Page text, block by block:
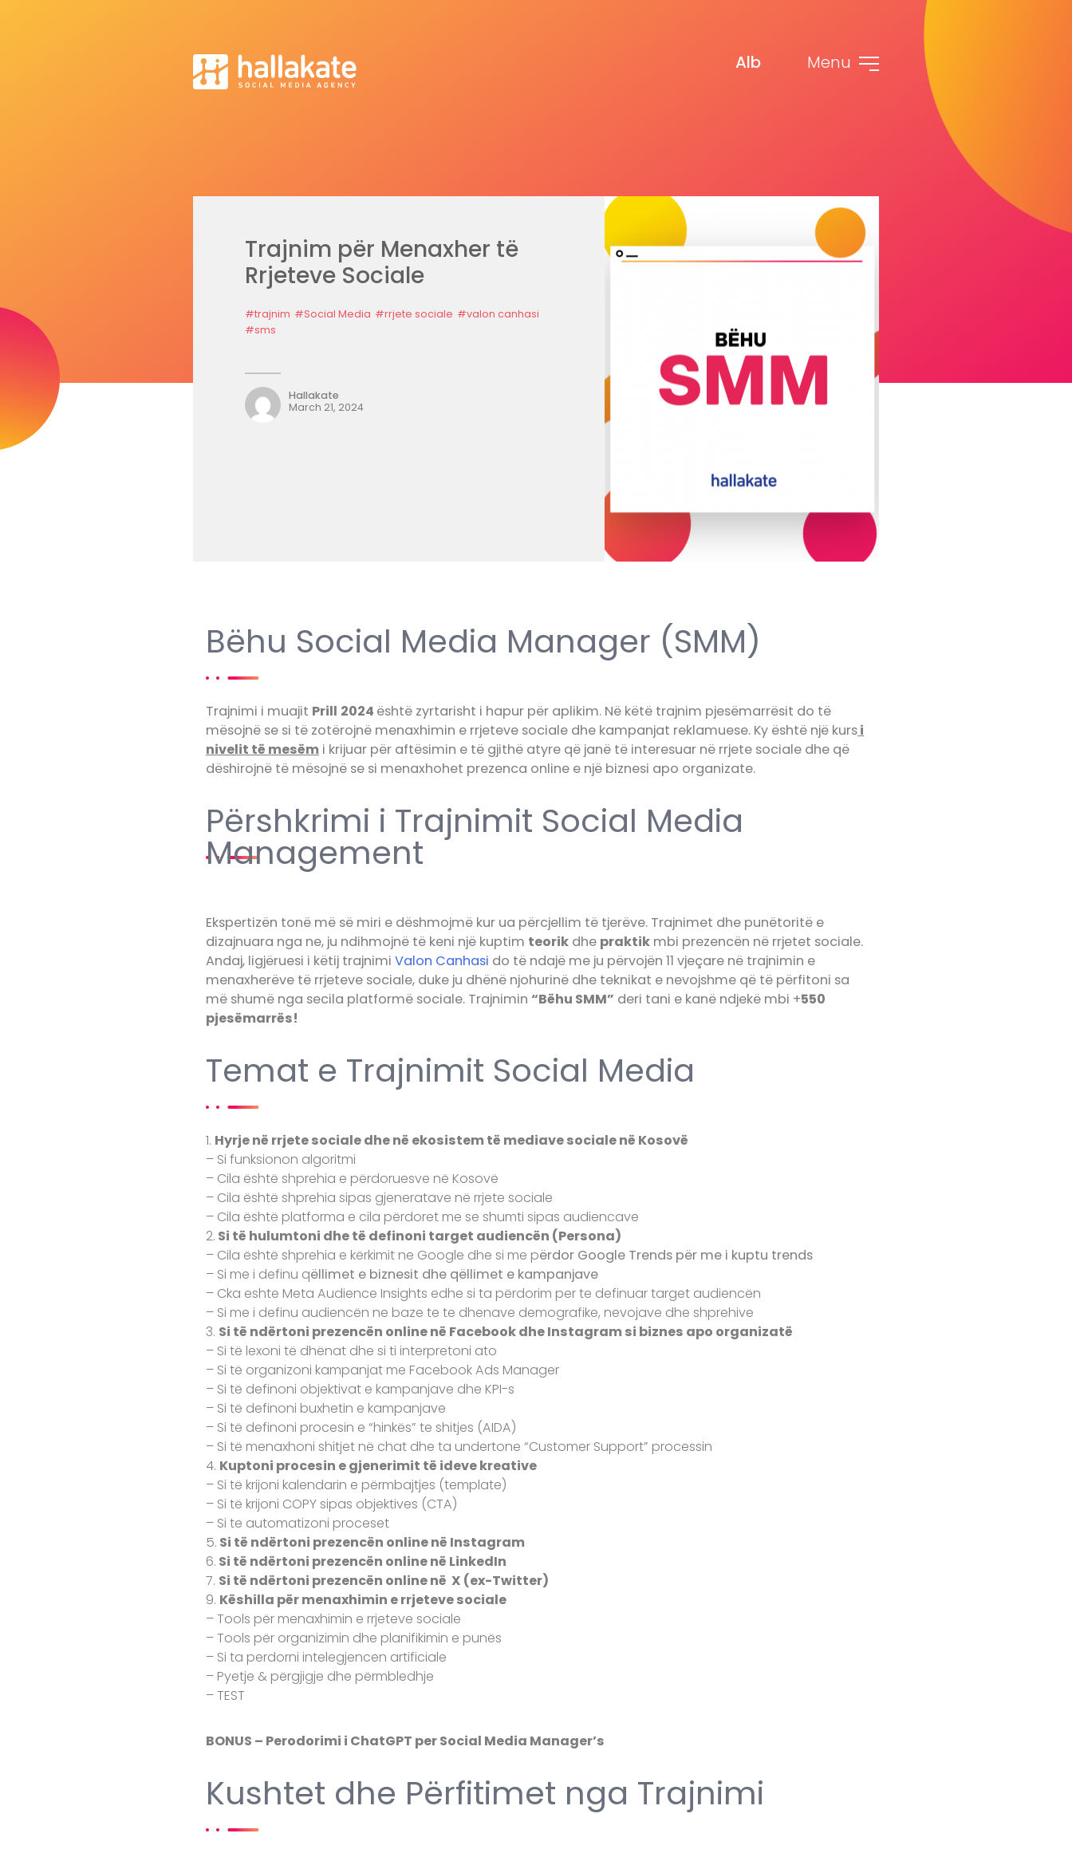
Alb Menu
Trajnim për Menaxher të
Rrjeteve Sociale
#trajnim #Social Media #rrjete sociale #valon canhasi
#sms
Hallakate
March 21, 2024
Bëhu Social Media Manager (SMM)
Trajnimi i muajit Prill 2024 është zyrtarisht i hapur për aplikim. Në këtë trajnim pjesëmarrësit do të
mësojnë se si të zotërojnë menaxhimin e rrjeteve sociale dhe kampanjat reklamuese. Ky është një kursi
nivelit të mesëm i krijuar për aftësimin e të gjithë atyre që janë të interesuar në rrjete sociale dhe që
dëshirojnë të mësojnë se si menaxhohet prezenca online e një biznesi apo organizate.
Përshkrimi i Trajnimit Social Media
Management
Ekspertizën tonë më së miri e dëshmojmë kur ua përcjellim të tjerëve. Trajnimet dhe punëtoritë e
dizajnuara nga ne, ju ndihmojnë të keni një kuptim teorik dhe praktik mbi prezencën në rrjetet sociale.
Andaj, ligjëruesi i këtij trajnimi Valon Canhasi do të ndajë me ju përvojën 11 vjeçare në trajnimin e
menaxherëve të rrjeteve sociale, duke ju dhënë njohurinë dhe teknikat e nevojshme që të përfitoni sa
më shumë nga secila platformë sociale. Trajnimin “Bëhu SMM” deri tani e kanë ndjekë mbi +550
pjesëmarrës!
Temat e Trajnimit Social Media
1. Hyrje në rrjete sociale dhe në ekosistem të mediave sociale në Kosovë
– Si funksionon algoritmi
– Cila është shprehia e përdoruesve në Kosovë
– Cila është shprehia sipas gjeneratave në rrjete sociale
– Cila është platforma e cila përdoret me se shumti sipas audiencave
2. Si të hulumtoni dhe të definoni target audiencën (Persona)
– Cila është shprehia e kërkimit ne Google dhe si me përdor Google Trends për me i kuptu trends
– Si me i definu qëllimet e biznesit dhe qëllimet e kampanjave
– Cka eshte Meta Audience Insights edhe si ta përdorim per te definuar target audiencën
– Si me i definu audiencën ne baze te te dhenave demografike, nevojave dhe shprehive
3. Si të ndërtoni prezencën online në Facebook dhe Instagram si biznes apo organizatë
– Si të lexoni të dhënat dhe si ti interpretoni ato
– Si të organizoni kampanjat me Facebook Ads Manager
– Si të definoni objektivat e kampanjave dhe KPI-s
– Si të definoni buxhetin e kampanjave
– Si të definoni procesin e “hinkës” te shitjes (AIDA)
– Si të menaxhoni shitjet në chat dhe ta undertone “Customer Support” processin
4. Kuptoni procesin e gjenerimit të ideve kreative
– Si të krijoni kalendarin e përmbajtjes (template)
– Si të krijoni COPY sipas objektives (CTA)
– Si te automatizoni proceset
5. Si të ndërtoni prezencën online në Instagram
6. Si të ndërtoni prezencën online në LinkedIn
7. Si të ndërtoni prezencën online në X (ex-Twitter)
9. Këshilla për menaxhimin e rrjeteve sociale
– Tools për menaxhimin e rrjeteve sociale
– Tools për organizimin dhe planifikimin e punës
– Si ta perdorni intelegjencen artificiale
– Pyetje & përgjigje dhe përmbledhje
– TEST
BONUS – Perodorimi i ChatGPT per Social Media Manager’s
Kushtet dhe Përfitimet nga Trajnimi